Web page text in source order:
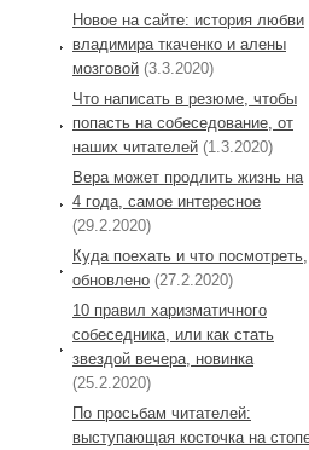
Новое на сайте: история любви
владимира ткаченко и алены
мозговой (3.3.2020)
Что написать в резюме, чтобы
попасть на собеседование, от
наших читателей (1.3.2020)
Вера может продлить жизнь на
4 года, самое интересное
(29.2.2020)
Куда поехать и что посмотреть,
обновлено (27.2.2020)
10 правил харизматичного
собеседника, или как стать
звездой вечера, новинка
(25.2.2020)
По просьбам читателей:
выступающая косточка на